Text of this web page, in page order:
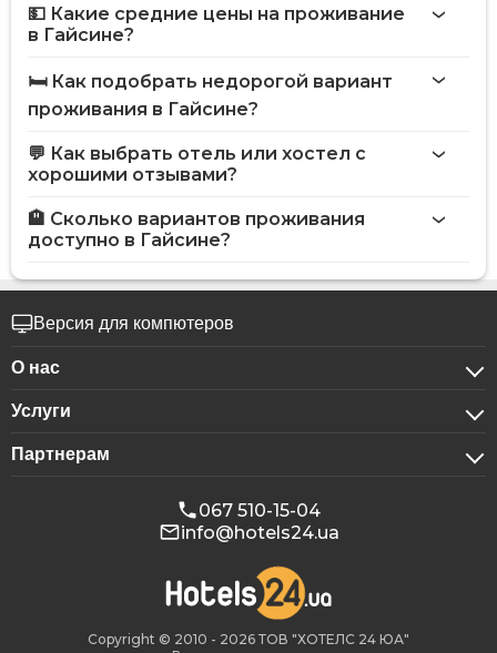
💵 Какие средние цены на проживание
в Гайсине?
🛏️ Как подобрать недорогой вариант
проживания в Гайсине?
💬 Как выбрать отель или хостел с
хорошими отзывами?
🏨 Сколько вариантов проживания
доступно в Гайсине?
Версия для компютеров
О нас
О компании
Конфиденциальность
Публичная оферта
Наши партнеры
Реклама на Hotels24
Услуги
Для бизнес-клиентов
Бронирование для групп
Конференц-залы
Партнерам
Программа для аффилиатов
067 510-15-04
info@hotels24.ua
Copyright © 2010 - 2026 ТОВ "ХОТЕЛС 24 ЮА"